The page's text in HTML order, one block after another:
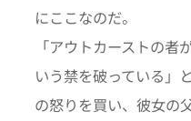
にここなのだ。
「アウトカーストの者
いう禁を破っている」
の怒りを買い、彼女の